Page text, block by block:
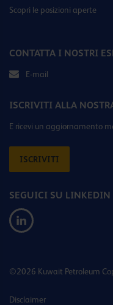
Scopri le posizioni aperte
CONTATTA I NOSTRI
E-mail
ISCRIVITI ALLA
E ricevi un aggiornamento
ISCRIVITI
SEGUICI SU LINKEDIN
©2026 Kuwait Petroleum
Disclaimer